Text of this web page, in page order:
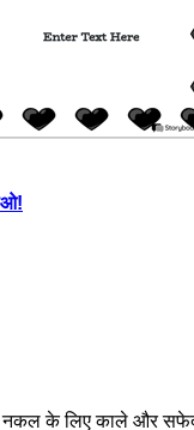
नकल के लिए काले और